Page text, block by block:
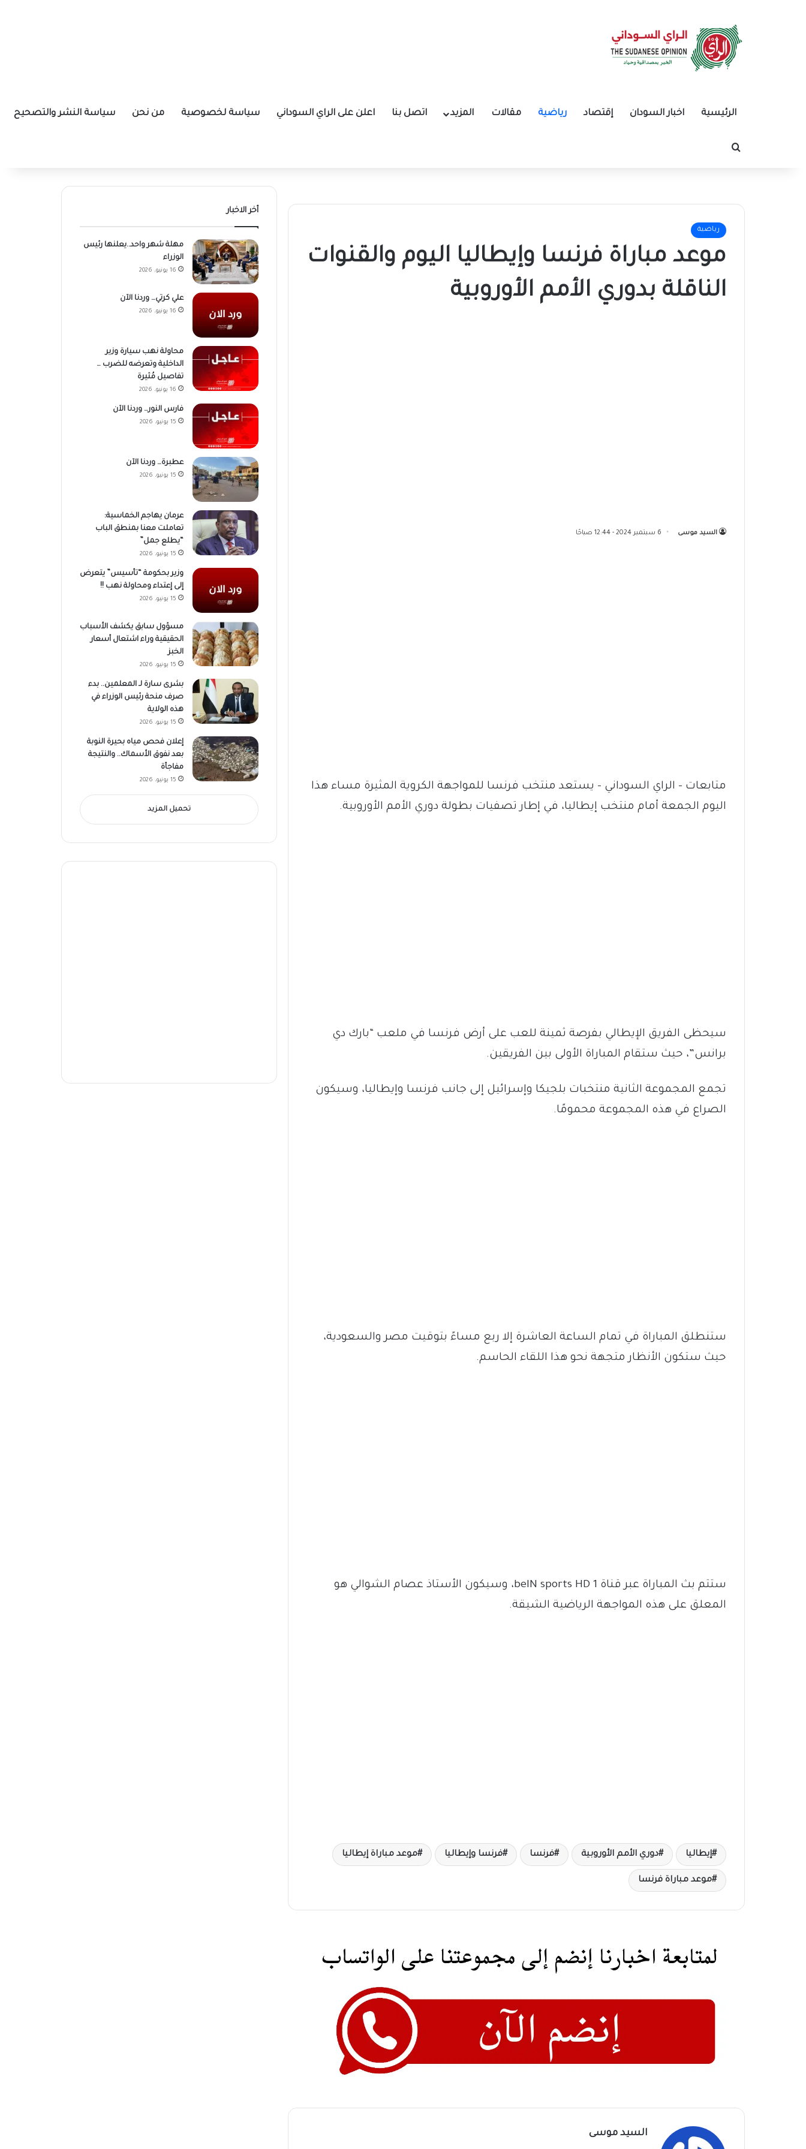
الرئيسية اخبار السودان إقتصاد رياضية مقالات المزيد اتصل بنا اعلن على الراي السوداني سياسة لخصوصية من نحن سياسة النشر والتصحيح
بحث عن
رياضية
موعد مباراة فرنسا وإيطاليا اليوم والقنوات
الناقلة بدوري الأمم الأوروبية
السيد موسى 6 سبتمبر 2024 - 12:44 صباحًا
متابعات – الراي السوداني – يستعد منتخب فرنسا للمواجهة الكروية المثيرة مساء هذا
اليوم الجمعة أمام منتخب إيطاليا، في إطار تصفيات بطولة دوري الأمم الأوروبية.
سيحظى الفريق الإيطالي بفرصة ثمينة للعب على أرض فرنسا في ملعب “بارك دي
برانس”، حيث ستقام المباراة الأولى بين الفريقين.
تجمع المجموعة الثانية منتخبات بلجيكا وإسرائيل إلى جانب فرنسا وإيطاليا، وسيكون
الصراع في هذه المجموعة محمومًا.
ستنطلق المباراة في تمام الساعة العاشرة إلا ربع مساءً بتوقيت مصر والسعودية،
حيث ستكون الأنظار متجهة نحو هذا اللقاء الحاسم.
ستتم بث المباراة عبر قناة beIN sports HD 1، وسيكون الأستاذ عصام الشوالي هو
المعلق على هذه المواجهة الرياضية الشيقة.
إيطاليا دوري الأمم الأوروبية فرنسا فرنسا وإيطاليا موعد مباراة إيطاليا
موعد مباراة فرنسا
السيد موسى
أخر الاخبار
مهلة شهر واحد..يعلنها رئيس
الوزراء
16 يونيو، 2026
علي كرتي… وردنا الآن
16 يونيو، 2026
محاولة نهب سيارة وزير
الداخلية وتعرضه للضرب …
تفاصيل مُثيرة
16 يونيو، 2026
فارس النور… وردنا الآن
15 يونيو، 2026
عطبرة… وردنا الآن
15 يونيو، 2026
عرمان يهاجم الخماسية:
تعاملت معنا بمنطق الباب
“يطلع جمل”
15 يونيو، 2026
وزير بحكومة “تأسيس” يتعرض
إلى إعتداء ومحاولة نهب !!
15 يونيو، 2026
مسؤول سابق يكشف الأسباب
الحقيقية وراء اشتعال أسعار
الخبز
15 يونيو، 2026
بشرى سارة لـ المعلمين.. بدء
صرف منحة رئيس الوزراء في
هذه الولاية
15 يونيو، 2026
إعلان فحص مياه بحيرة النوبة
بعد نفوق الأسماك.. والنتيجة
مفاجأة
15 يونيو، 2026
تحميل المزيد